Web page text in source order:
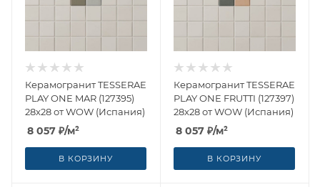
Керамогранит TESSERAE
PLAY ONE MAR (127395)
28x28 от WOW (Испания)
8 057 ₽/м²
В КОРЗИНУ
Керамогранит TESSERAE
PLAY ONE FRUTTI (127397)
28x28 от WOW (Испания)
8 057 ₽/м²
В КОРЗИНУ